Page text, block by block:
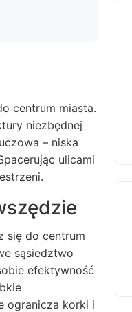
centrum miasta.
niezbędnej
– niska
ulicami
się do centrum
sąsiedztwo
efektywność
ogranicza korki i